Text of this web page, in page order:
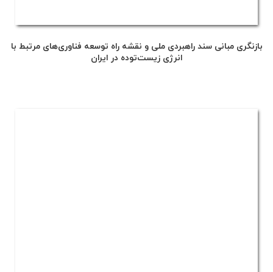
بازنگری مبانی سند راهبردی ملی و نقشه راه توسعه فناوری‌های مرتبط با
انرژی زیست‌توده در ایران